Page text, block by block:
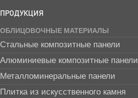
ПРОДУКЦИЯ
ОБЛИЦОВОЧНЫЕ МАТЕРИАЛЫ
Стальные композитные панели
Алюминиевые композитные панели
Металломинеральные панели
Плитка из искусственного камня